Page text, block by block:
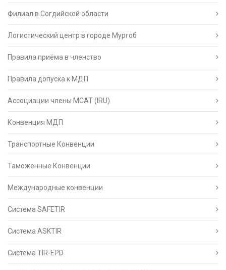
Филиал в Согдийской области
Логистический центр в городе Мургоб
Правила приёма в членство
Правила допуска к МДП
Ассоциации члены МСАТ (IRU)
Конвенция МДП
Транспортные Конвенции
Таможенные Конвенции
Международные конвенции
Система SAFETIR
Система ASKTIR
Система TIR-EPD